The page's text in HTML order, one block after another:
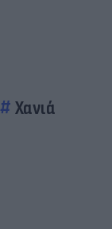
Χανιά